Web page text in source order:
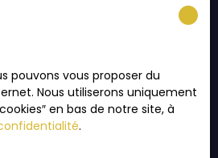
pouvons vous proposer du
Nous utiliserons uniquement
en bas de notre site, à
.